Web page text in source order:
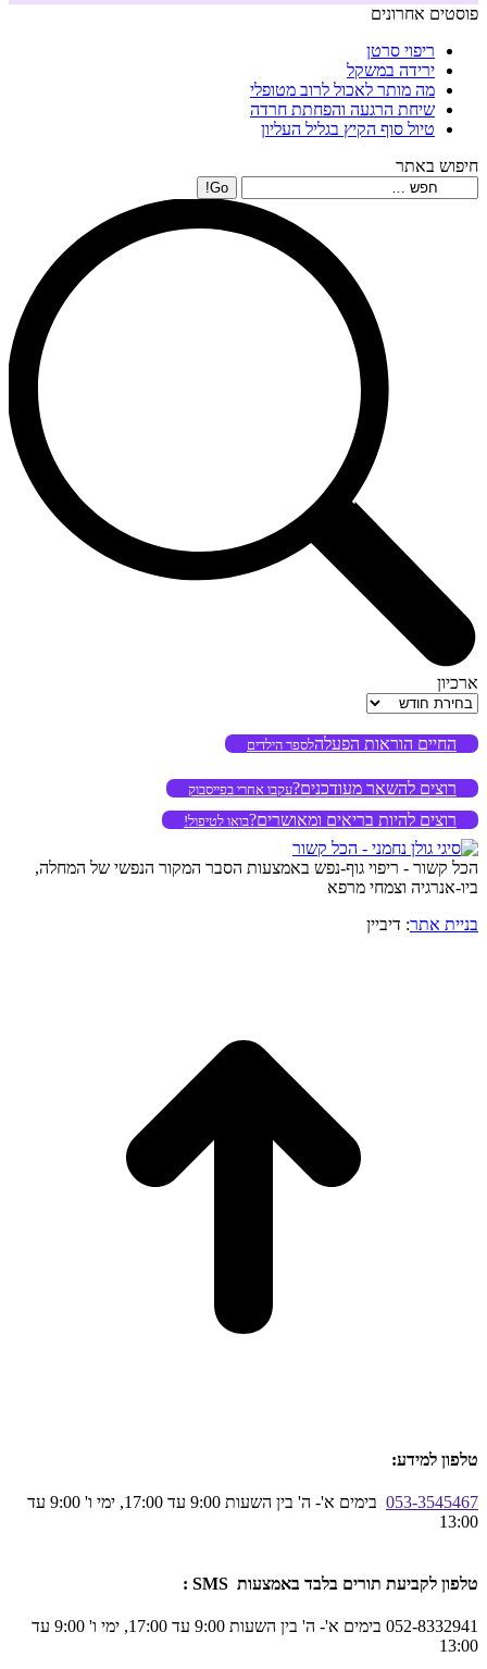
פוסטים אחרונים
ריפוי סרטן
ירידה במשקל
מה מותר לאכול לרוב מטופלי
שיחת הרגעה והפחתת חרדה
טיול סוף הקיץ בגליל העליון
חיפוש באתר
Search:
ארכיון
ארכיון
החיים הוראות הפעלהלספר הילדים
רוצים להשאר מעודכנים?עקבו אחרי בפייסבוק
רוצים להיות בריאים ומאושרים?בואו לטיפול!
הכל קשור - ריפוי גוף-נפש באמצעות הסבר המקור הנפשי של המחלה,
ביו-אנרגיה וצמחי מרפא
בניית אתר: דיביין
טלפון למידע:
053-3545467
בימים א'- ה' בין השעות 9:00 עד 17:00, ימי ו' 9:00 עד
13:00
טלפון לקביעת תורים בלבד באמצעות SMS :
052-8332941 בימים א'- ה' בין השעות 9:00 עד 17:00, ימי ו' 9:00 עד
13:00